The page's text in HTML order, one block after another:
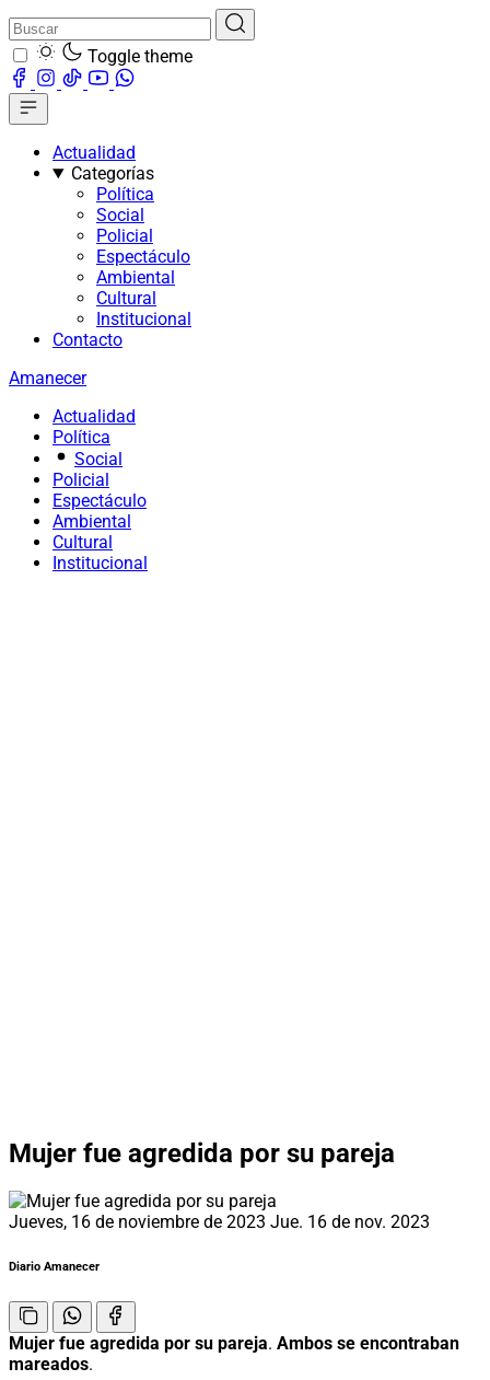
Toggle theme
Actualidad
Categorías
Política
Social
Policial
Espectáculo
Ambiental
Cultural
Institucional
Contacto
Amanecer
Actualidad
Política
Social
Policial
Espectáculo
Ambiental
Cultural
Institucional
Mujer fue agredida por su pareja
Jueves, 16 de noviembre de 2023 Jue. 16 de nov. 2023
Diario Amanecer
Mujer fue agredida por su pareja. Ambos se encontraban
mareados.